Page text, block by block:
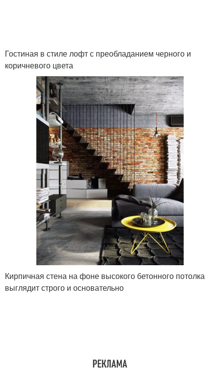
Гостиная в стиле лофт с преобладанием черного и
коричневого цвета
Кирпичная стена на фоне высокого бетонного потолка
выглядит строго и основательно